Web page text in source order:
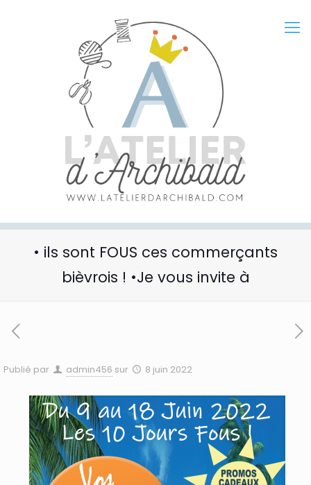
• ils sont FOUS ces commerçants
bièvrois ! •Je vous invite à
Publié par admin456 sur 8 juin 2022